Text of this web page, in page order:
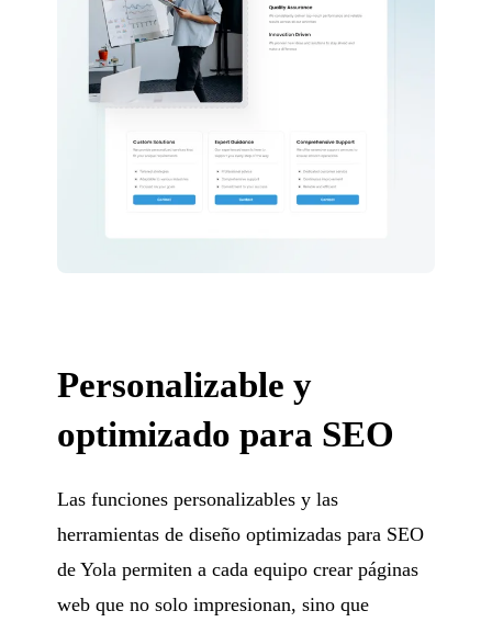
Personalizable y
optimizado para SEO
Las funciones personalizables y las
herramientas de diseño optimizadas para SEO
de Yola permiten a cada equipo crear páginas
web que no solo impresionan, sino que